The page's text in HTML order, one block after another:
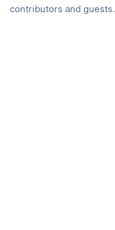
contributors and guests.